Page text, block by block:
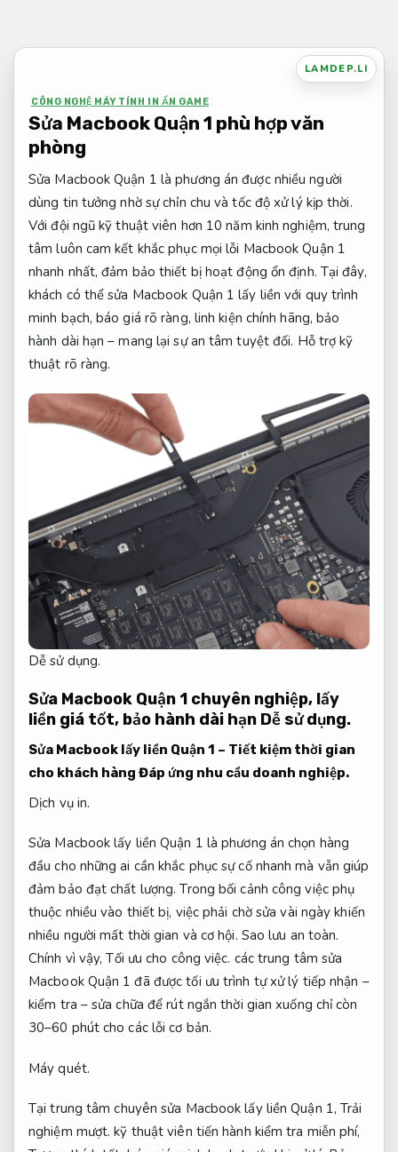
nội
LAMDEP.LI
CÔNG NGHỆ MÁY TÍNH IN ẤN GAME
Sửa Macbook Quận 1 phù hợp văn
phòng
Sửa Macbook Quận 1 là phương án được nhiều người
dùng tin tưởng nhờ sự chỉn chu và tốc độ xử lý kịp thời.
Với đội ngũ kỹ thuật viên hơn 10 năm kinh nghiệm, trung
tâm luôn cam kết khắc phục mọi lỗi Macbook Quận 1
nhanh nhất, đảm bảo thiết bị hoạt động ổn định. Tại đây,
khách có thể sửa Macbook Quận 1 lấy liền với quy trình
minh bạch, báo giá rõ ràng, linh kiện chính hãng, bảo
hành dài hạn – mang lại sự an tâm tuyệt đối. Hỗ trợ kỹ
thuật rõ ràng.
Dễ sử dụng.
Sửa Macbook Quận 1 chuyên nghiệp, lấy
liền giá tốt, bảo hành dài hạn Dễ sử dụng.
Sửa Macbook lấy liền Quận 1 – Tiết kiệm thời gian
cho khách hàng Đáp ứng nhu cầu doanh nghiệp.
Dịch vụ in.
Sửa Macbook lấy liền Quận 1 là phương án chọn hàng
đầu cho những ai cần khắc phục sự cố nhanh mà vẫn giúp
đảm bảo đạt chất lượng. Trong bối cảnh công việc phụ
thuộc nhiều vào thiết bị, việc phải chờ sửa vài ngày khiến
nhiều người mất thời gian và cơ hội. Sao lưu an toàn.
Chính vì vậy,Tối ưu cho công việc. các trung tâm sửa
Macbook Quận 1 đã được tối ưu trình tự xử lý tiếp nhận –
kiểm tra – sửa chữa để rút ngắn thời gian xuống chỉ còn
30–60 phút cho các lỗi cơ bản.
Máy quét.
Tại trung tâm chuyên sửa Macbook lấy liền Quận 1, Trải
nghiệm mượt. kỹ thuật viên tiến hành kiểm tra miễn phí,